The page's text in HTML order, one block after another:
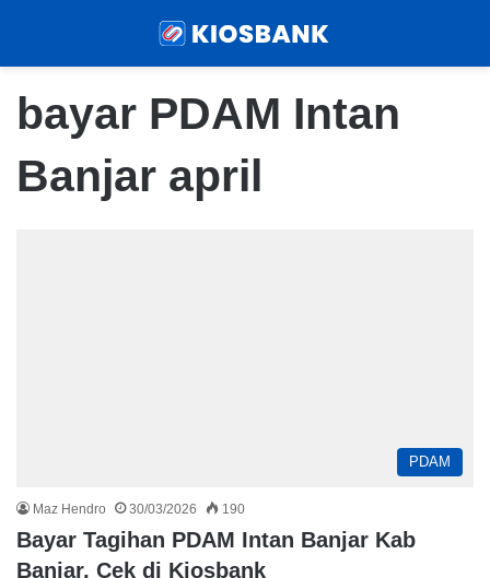
bayar PDAM Intan
Banjar april
PDAM
Maz Hendro 30/03/2026 190
Bayar Tagihan PDAM Intan Banjar Kab
Banjar, Cek di Kiosbank